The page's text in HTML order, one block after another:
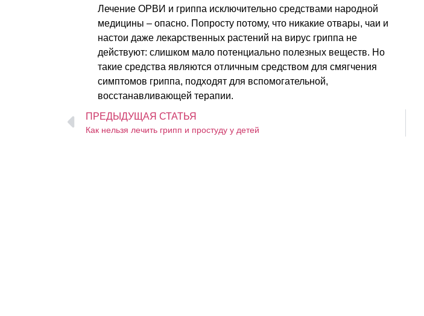
Лечение ОРВИ и гриппа исключительно средствами народной
медицины – опасно. Попросту потому, что никакие отвары, чаи и
настои даже лекарственных растений на вирус гриппа не
действуют: слишком мало потенциально полезных веществ. Но
такие средства являются отличным средством для смягчения
симптомов гриппа, подходят для вспомогательной,
восстанавливающей терапии.
ПРЕДЫДУЩАЯ СТАТЬЯ
Как нельзя лечить грипп и простуду у детей